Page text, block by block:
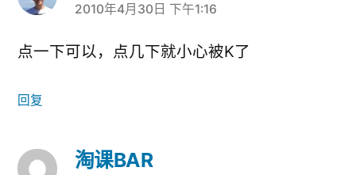
说：
2010年4月30日 下午1:16
点一下可以，点几下就小心被K了
回复
淘课BAR